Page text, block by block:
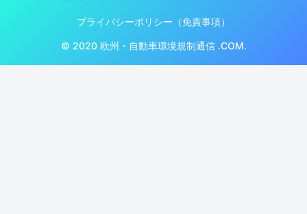
プライバシーポリシー（免責事項）
© 2020 欧州・自動車環境規制通信 .COM.